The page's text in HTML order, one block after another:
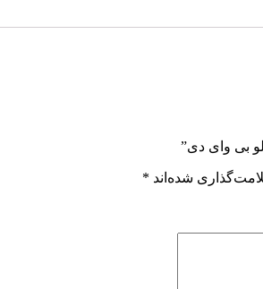
بی وای دی”
شده‌اند *